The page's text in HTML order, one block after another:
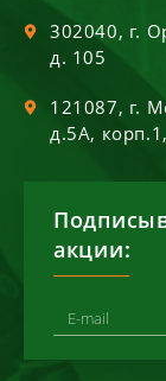
302040, г.
д. 105
121087, г.
д.5А,
акции: